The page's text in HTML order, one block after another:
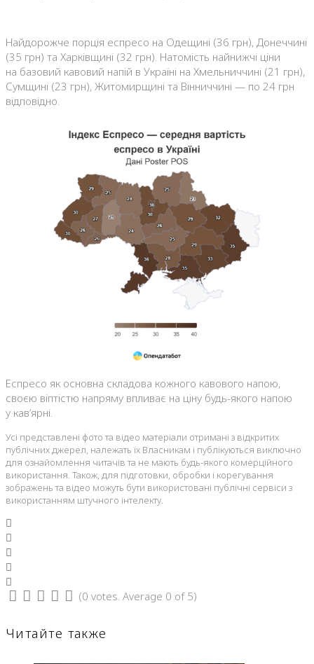
Найдорожче порція еспресо на Одещині (36 грн), Донеччині
(35 грн) та Харківщині (32 грн). Натомість найнижчі ціни
на базовий кавовий напій в Україні на Хмельниччині (21 грн),
Сумщині (23 грн), Житомирщині та Вінниччині — по 24 грн
відповідно.
Еспресо як основна складова кожного кавового напою,
своєю віптістю напряму впливає на ціну будь-якого напою
у кав’ярні.
Усі представлені фото та відео матеріали отримані з відкритих
публічних джерел, належать їх Власникам і публікуються виключно
для ознайомлення читачів та не мають будь-якого комерційного
використання. Також, для підготовки, обробки і корегування
зображень та відео можуть бути використовані публічні сервіси з
використанням штучного інтелекту.
(0 votes. Average 0 of 5)
Читайте также